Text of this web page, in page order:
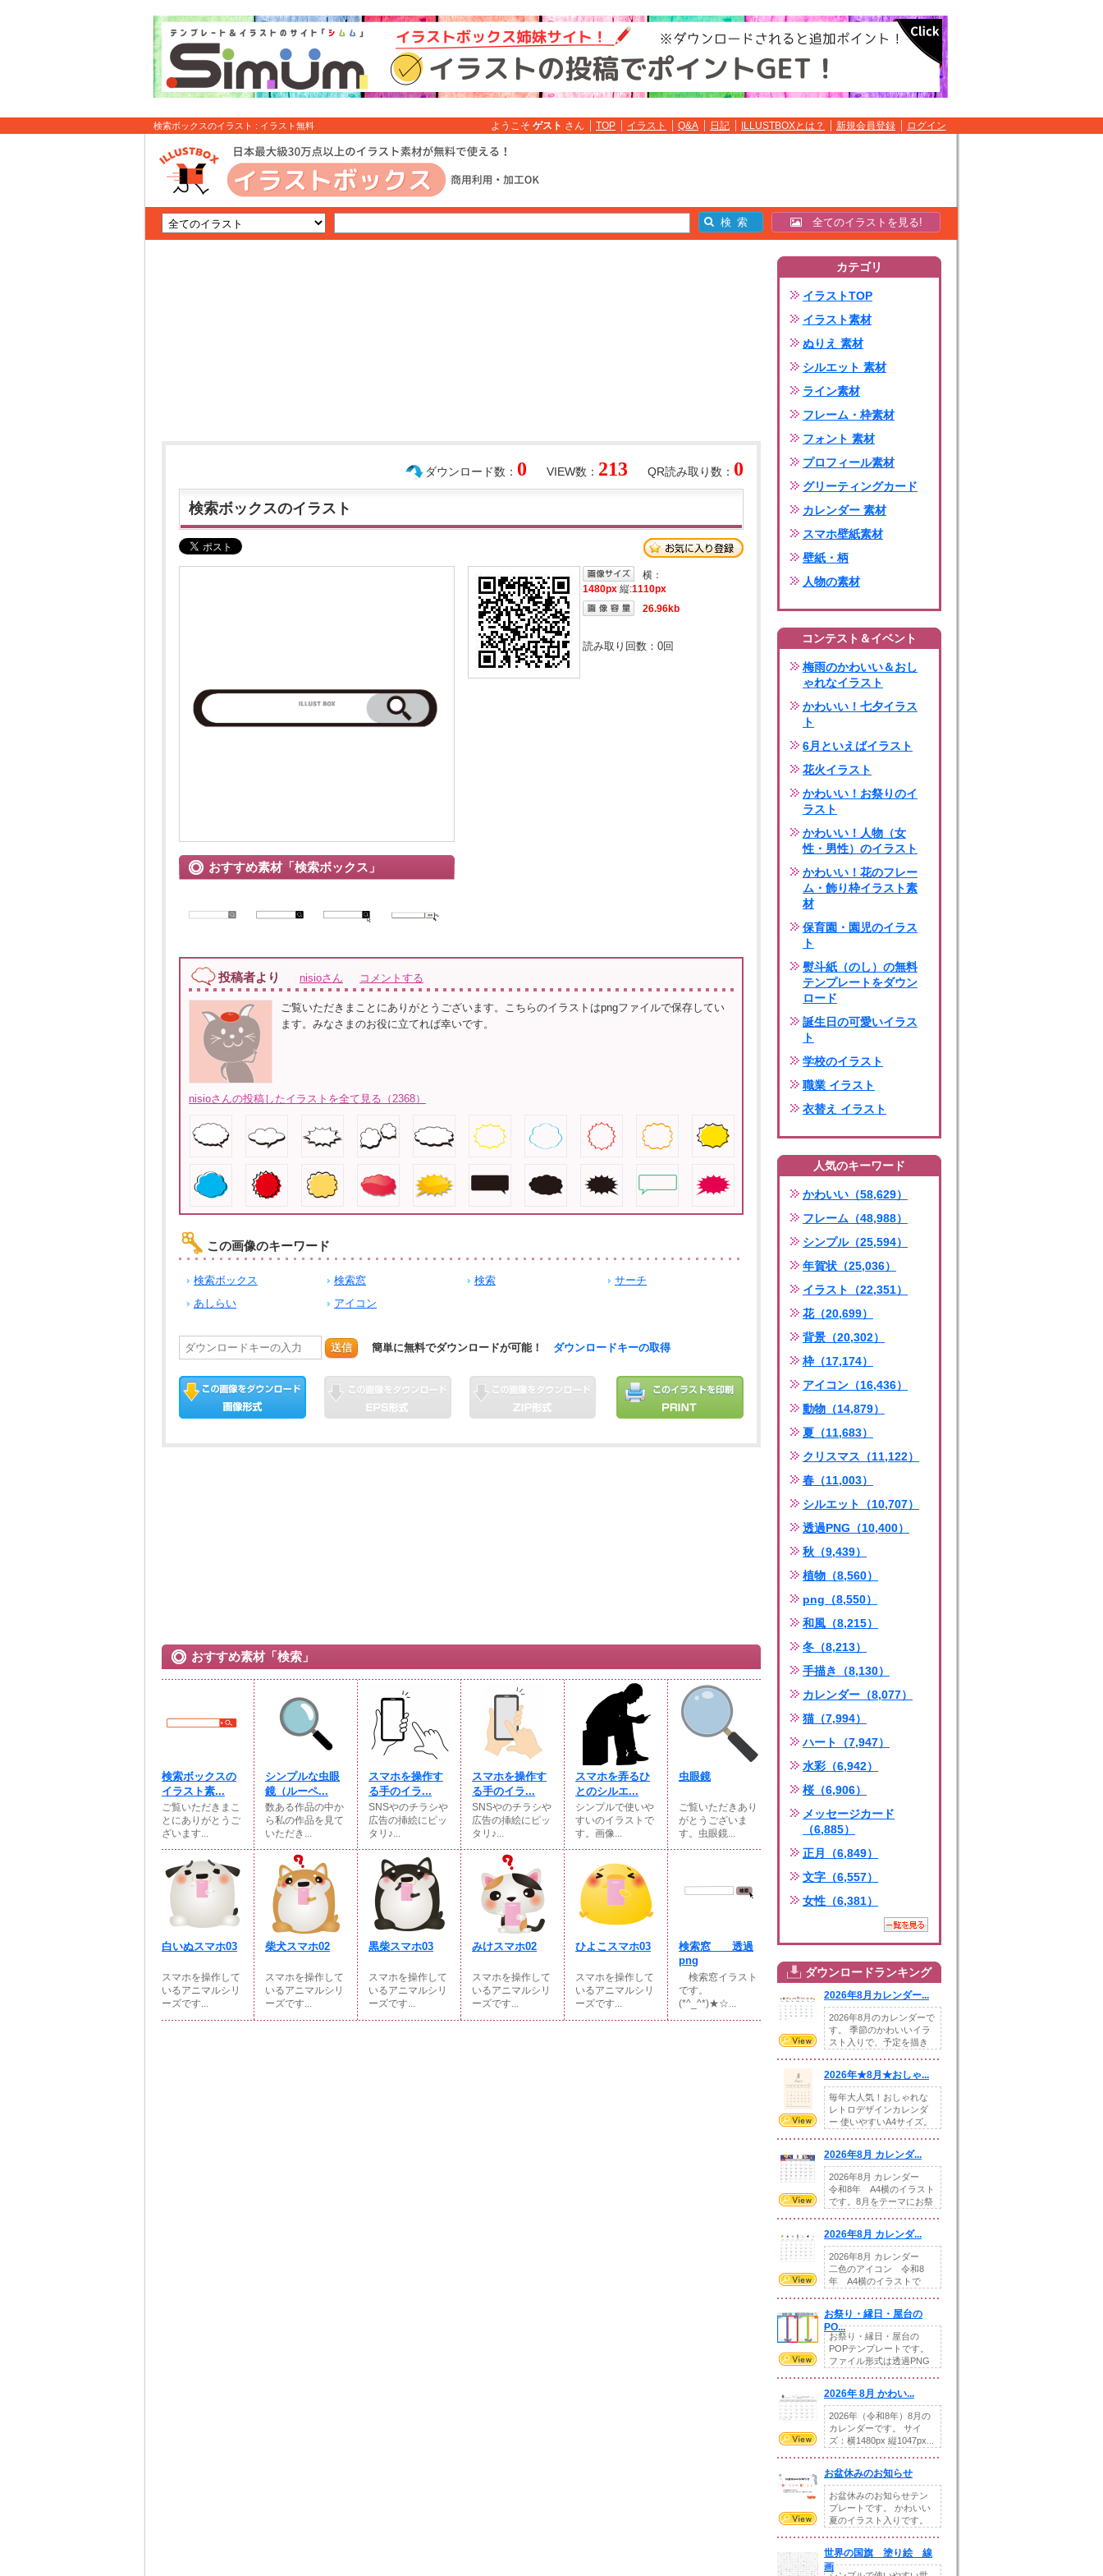
検索ボックスのイラスト : イラスト無料 ようこそ ゲスト さん TOP イラスト Q&A 日記 ILLUSTBOXとは？ 新規会員登録 ログイン
全てのイラストを見る!
QR読み取り数： 0
VIEW数： 213
ダウンロード数： 0
検索ボックスのイラスト
おすすめ素材「検索ボックス」
横：
1480px 縦:1110px
26.96kb
読み取り回数： 0回
投稿者より nisioさん コメントする
ご覧いただきまことにありがとうございます。こちらのイラストはpngファイルで保存してい
ます。みなさまのお役に立てれば幸いです。
nisioさんの投稿したイラストを全て見る（2368）
この画像のキーワード
検索ボックス 検索窓 検索
サーチ
あしらい
アイコン
送信 簡単に無料でダウンロードが可能！ ダウンロードキーの取得
おすすめ素材「検索」
検索ボックスの
イラスト素...
ご覧いただきまこ
とにありがとうご
ざいます...
シンプルな虫眼
鏡（ルーペ...
数ある作品の中か
ら私の作品を見て
いただき...
スマホを操作す
る手のイラ...
SNSやのチラシや
広告の挿絵にピッ
タリ♪...
スマホを操作す
る手のイラ...
SNSやのチラシや
広告の挿絵にピッ
タリ♪...
スマホを弄るひ
とのシルエ...
シンプルで使いや
すいのイラストで
す。画像...
虫眼鏡
ご覧いただきあり
がとうございま
す。虫眼鏡...
白いぬスマホ03
スマホを操作して
いるアニマルシリ
ーズです...
柴犬スマホ02
スマホを操作して
いるアニマルシリ
ーズです...
黒柴スマホ03
スマホを操作して
いるアニマルシリ
ーズです...
みけスマホ02
スマホを操作して
いるアニマルシリ
ーズです...
ひよこスマホ03
スマホを操作して
いるアニマルシリ
ーズです...
検索窓 透過
png
検索窓イラスト
です。
(*^_^*)★☆...
カテゴリ
イラストTOP
イラスト素材
ぬりえ 素材
シルエット 素材
ライン素材
フレーム・枠素材
フォント 素材
プロフィール素材
グリーティングカード
カレンダー 素材
スマホ壁紙素材
壁紙・柄
人物の素材
コンテスト＆イベント
梅雨のかわいい＆おし
ゃれなイラスト
かわいい！七夕イラス
ト
6月といえばイラスト
花火イラスト
かわいい！お祭りのイ
ラスト
かわいい！人物（女
性・男性）のイラスト
かわいい！花のフレー
ム・飾り枠イラスト素
材
保育園・園児のイラス
ト
熨斗紙（のし）の無料
テンプレートをダウン
ロード
誕生日の可愛いイラス
ト
学校のイラスト
職業 イラスト
衣替え イラスト
人気のキーワード
かわいい（58,629）
フレーム（48,988）
シンプル（25,594）
年賀状（25,036）
イラスト（22,351）
花（20,699）
背景（20,302）
枠（17,174）
アイコン（16,436）
動物（14,879）
夏（11,683）
クリスマス（11,122）
春（11,003）
シルエット（10,707）
透過PNG（10,400）
秋（9,439）
植物（8,560）
png（8,550）
和風（8,215）
冬（8,213）
手描き（8,130）
カレンダー（8,077）
猫（7,994）
ハート（7,947）
水彩（6,942）
桜（6,906）
メッセージカード
（6,885）
正月（6,849）
文字（6,557）
女性（6,381）
ダウンロードランキング
2026年8月カレンダー...
2026年8月のカレンダーで
す。 季節のかわいいイラ
スト入りで、予定を描き
2026年★8月★おしゃ...
毎年大人気！おしゃれな
レトロデザインカレンダ
ー 使いやすいA4サイズ。
2026年8月 カレンダ...
2026年8月 カレンダー
令和8年 A4横のイラスト
です。8月をテーマにお祭
2026年8月 カレンダ...
2026年8月 カレンダー
二色のアイコン 令和8
年 A4横のイラストで
お祭り・縁日・屋台の
PO...
お祭り・縁日・屋台の
POPテンプレートです。
ファイル形式は透過PNG
2026年 8月 かわい...
2026年（令和8年）8月の
カレンダーです。 サイ
ズ：横1480px 縦1047px...
お盆休みのお知らせ
お盆休みのお知らせテン
プレートです。 かわいい
夏のイラスト入りです。
世界の国旗 塗り絵 線
画